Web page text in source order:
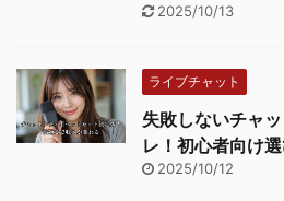
2025/10/13
ライブチャット
失敗しないチャ
レ！初心者向け
2025/10/12